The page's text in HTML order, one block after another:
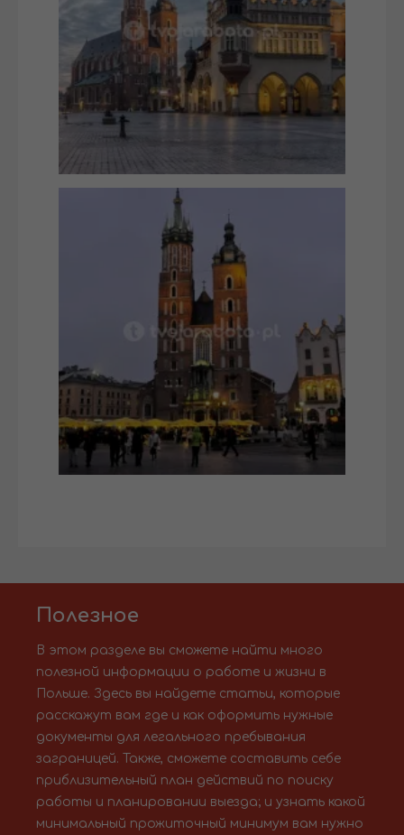
Полезное
В этом разделе вы сможете найти много
полезной информации о работе и жизни в
Польше. Здесь вы найдете статьи, которые
расскажут вам где и как оформить нужные
документы для легального пребывания
заграницей. Также, сможете составить себе
приблизительный план действий по поиску
работы и планировании выезда; и узнать какой
минимальный прожиточный минимум вам нужно